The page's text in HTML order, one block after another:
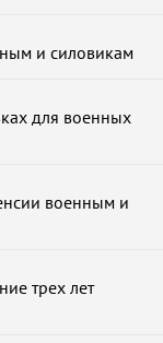
и силовикам
для военных
военным и
трех лет